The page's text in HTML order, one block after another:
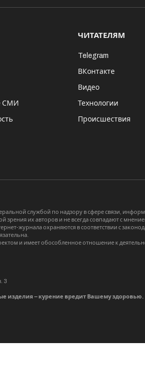
СМИ
ЧИТАТЕЛЯМ
Telegram
ВКонтакте
Видео
Технологии
Происшествия
службой по надзору в сфере связи,
их авторов и не всегда совпадают с
журнала охраняются в соответствии с
и имеет обособленное отношение к
3
изделия – курение вредит Вашему здоровью.